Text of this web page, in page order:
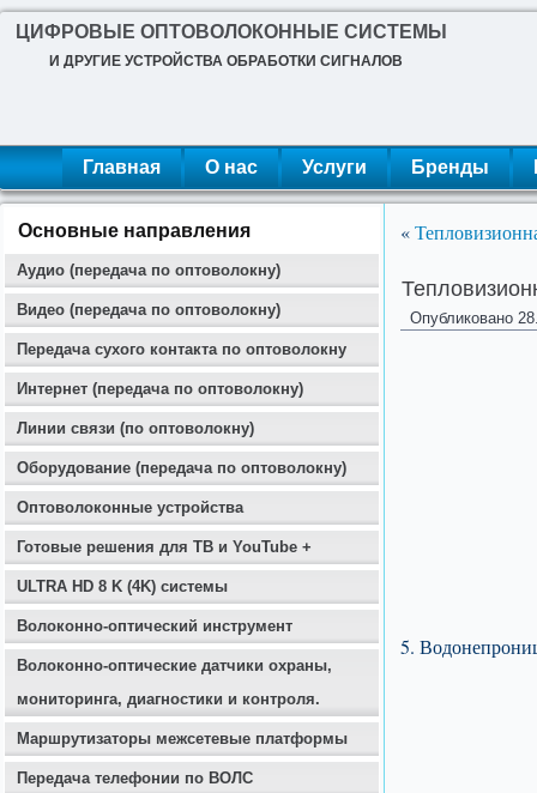
ЦИФРОВЫЕ ОПТОВОЛОКОННЫЕ СИСТЕМЫ
И ДРУГИЕ УСТРОЙСТВА ОБРАБОТКИ СИГНАЛОВ
Главная О нас Услуги Бренды
Основные направления
Аудио (передача по оптоволокну)
Видео (передача по оптоволокну)
Передача сухого контакта по оптоволокну
Интернет (передача по оптоволокну)
Линии связи (по оптоволокну)
Оборудование (передача по оптоволокну)
Оптоволоконные устройства
Готовые решения для ТВ и YouTube +
ULTRA HD 8 K (4K) системы
Волоконно-оптический инструмент
Волоконно-оптические датчики охраны,
мониторинга, диагностики и контроля.
Маршрутизаторы межсетевые платформы
Передача телефонии по ВОЛС
«
Опубликовано
5.